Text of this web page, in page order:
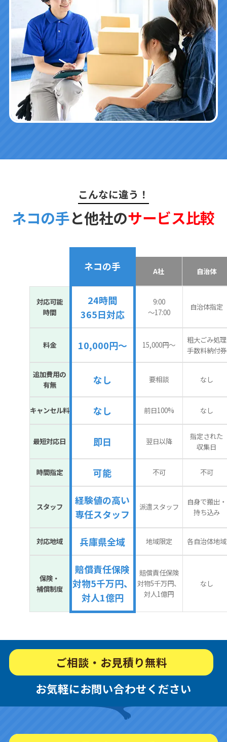
こんなに違う！
ネコの手と他社のサービス比較
ネコの手 A社 自治体
対応可能
時間
24時間
365日対応
9:00
〜17:00
自治体指定
料金 10,000円～ 15,000円〜
粗大ごみ処理
手数料納付券
追加費用の
有無
なし 要相談 なし
キャンセル料 なし 前日100% なし
最短対応日 即日 翌日以降
指定された
収集日
時間指定 可能 不可 不可
スタッフ
経験値の高い
専任スタッフ
派遣スタッフ
自身で搬出・
持ち込み
対応地域 兵庫県全域 地域限定 各自治体地域
保険・
補償制度
賠償責任保険
対物5千万円、
対人1億円
賠償責任保険
対物5千万円、
対人1億円
なし
ご相談・お見積り無料
お気軽にお問い合わせください